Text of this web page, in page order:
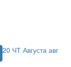
20 ЧТ Августа авг